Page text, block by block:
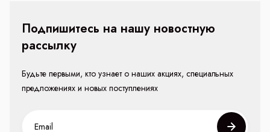
Подпишитесь на нашу новостную
рассылку
Будьте первыми, кто узнает о наших акциях, специальных
предложениях и новых поступлениях